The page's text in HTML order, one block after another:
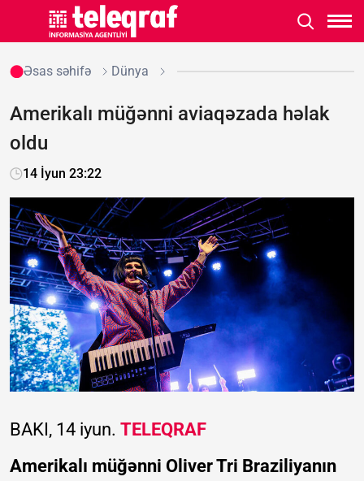
Əsas səhifə Dünya
Amerikalı müğənni aviaqəzada həlak
oldu
14 İyun 23:22
BAKI, 14 iyun. TELEQRAF
Amerikalı müğənni Oliver Tri Braziliyanın